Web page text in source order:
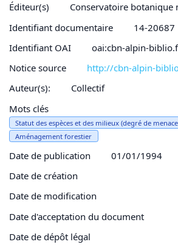
Éditeur(s)
Conservatoire botanique
Identifiant documentaire
14-20687
Identifiant OAI
oai:cbn-alpin-
Notice source
http://cbn-alpin-
Auteur(s):
Collectif
Mots clés
Statut des espèces et des milieux (degré de
Aménagement forestier
Date de publication
01/01/1994
Date de création
Date de modification
Date d'acceptation du document
Date de dépôt légal